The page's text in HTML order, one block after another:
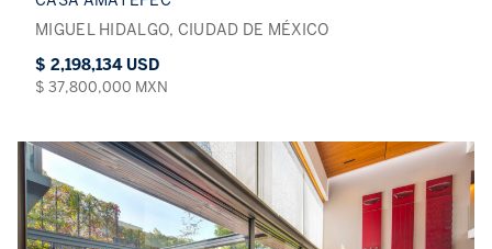
MIGUEL HIDALGO, CIUDAD DE MÉXICO
$ 2,198,134 USD
$ 37,800,000 MXN